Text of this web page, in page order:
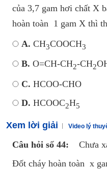
của 3,7 gam hơi chất X
hoàn toàn 1 gam X thì
A. CH3COOCH3
B. O=CH-CH2-CH2
C. HCOO-CHO
D. HCOOC2H5
Xem lời giải Video lý
Câu hỏi số 44:
Chưa
Đốt cháy hoàn toàn x